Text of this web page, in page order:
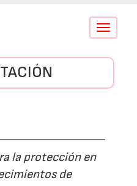
Conmutar
la protección en
de